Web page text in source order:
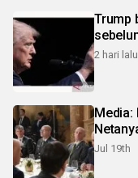
Trump
2 hari lalu
Media:
Jul 19th